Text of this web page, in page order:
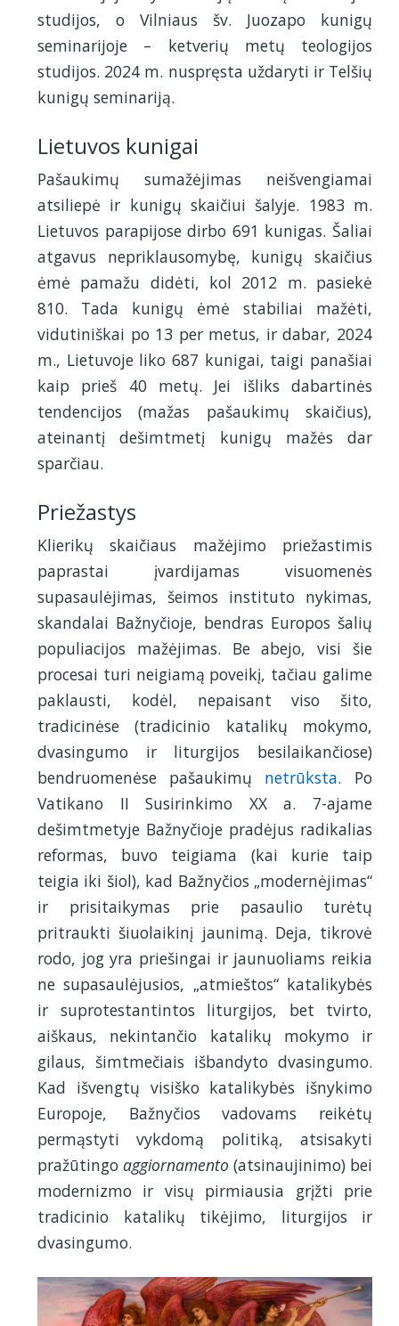
studijos, o Vilniaus šv. Juozapo kunigų
seminarijoje – ketverių metų teologijos
studijos. 2024 m. nuspręsta uždaryti ir Telšių
kunigų seminariją.
Lietuvos kunigai
Pašaukimų sumažėjimas neišvengiamai
atsiliepė ir kunigų skaičiui šalyje. 1983 m.
Lietuvos parapijose dirbo 691 kunigas. Šaliai
atgavus nepriklausomybę, kunigų skaičius
ėmė pamažu didėti, kol 2012 m. pasiekė
810. Tada kunigų ėmė stabiliai mažėti,
vidutiniškai po 13 per metus, ir dabar, 2024
m., Lietuvoje liko 687 kunigai, taigi panašiai
kaip prieš 40 metų. Jei išliks dabartinės
tendencijos (mažas pašaukimų skaičius),
ateinantį dešimtmetį kunigų mažės dar
sparčiau.
Priežastys
Klierikų skaičiaus mažėjimo priežastimis
paprastai įvardijamas visuomenės
supasaulėjimas, šeimos instituto nykimas,
skandalai Bažnyčioje, bendras Europos šalių
populiacijos mažėjimas. Be abejo, visi šie
procesai turi neigiamą poveikį, tačiau galime
paklausti, kodėl, nepaisant viso šito,
tradicinėse (tradicinio katalikų mokymo,
dvasingumo ir liturgijos besilaikančiose)
bendruomenėse pašaukimų netrūksta. Po
Vatikano II Susirinkimo XX a. 7-ajame
dešimtmetyje Bažnyčioje pradėjus radikalias
reformas, buvo teigiama (kai kurie taip
teigia iki šiol), kad Bažnyčios „modernėjimas“
ir prisitaikymas prie pasaulio turėtų
pritraukti šiuolaikinį jaunimą. Deja, tikrovė
rodo, jog yra priešingai ir jaunuoliams reikia
ne supasaulėjusios, „atmieštos“ katalikybės
ir suprotestantintos liturgijos, bet tvirto,
aiškaus, nekintančio katalikų mokymo ir
gilaus, šimtmečiais išbandyto dvasingumo.
Kad išvengtų visiško katalikybės išnykimo
Europoje, Bažnyčios vadovams reikėtų
permąstyti vykdomą politiką, atsisakyti
pražūtingo aggiornamento (atsinaujinimo) bei
modernizmo ir visų pirmiausia grįžti prie
tradicinio katalikų tikėjimo, liturgijos ir
dvasingumo.